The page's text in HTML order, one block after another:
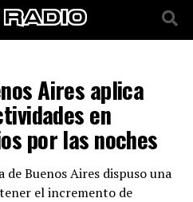
Aires aplica
en
por las noches
Buenos Aires dispuso una
el incremento de